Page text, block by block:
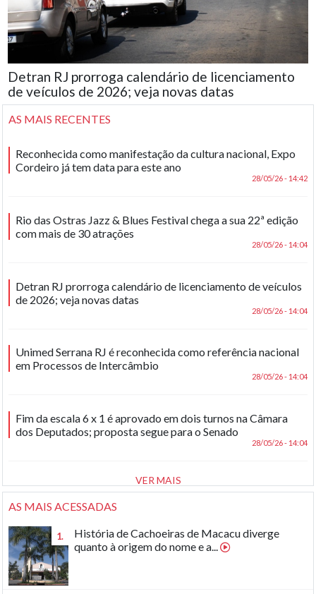
Detran RJ prorroga calendário de licenciamento
de veículos de 2026; veja novas datas
AS MAIS RECENTES
Reconhecida como manifestação da cultura nacional, Expo
Cordeiro já tem data para este ano
28/05/26 - 14:42
Rio das Ostras Jazz & Blues Festival chega a sua 22ª edição
com mais de 30 atrações
28/05/26 - 14:04
Detran RJ prorroga calendário de licenciamento de veículos
de 2026; veja novas datas
28/05/26 - 14:04
Unimed Serrana RJ é reconhecida como referência nacional
em Processos de Intercâmbio
28/05/26 - 14:04
Fim da escala 6 x 1 é aprovado em dois turnos na Câmara
dos Deputados; proposta segue para o Senado
28/05/26 - 14:04
VER MAIS
AS MAIS ACESSADAS
1.
História de Cachoeiras de Macacu diverge
quanto à origem do nome e a...